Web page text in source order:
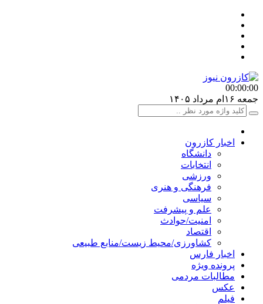
00:00:00
جمعه ۱۶ام مرداد ۱۴۰۵
اخبار کازرون
دانشگاه
انتخابات
ورزشی
فرهنگی و هنری
سیاسی
علم و پیشرفت
امنیت/حوادث
اقتصاد
کشاورزی/محیط زیست/منابع طبیعی
اخبار فارس
پرونده ویژه
مطالبات مردمی
عکس
فیلم